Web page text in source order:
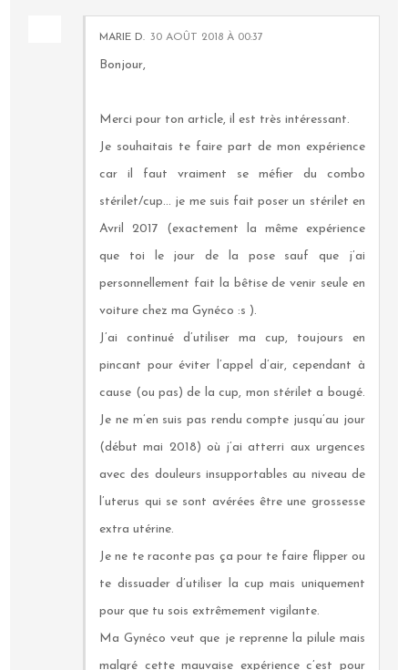
MARIE D. 30 AOÛT 2018 À 00:37
Bonjour,
Merci pour ton article, il est très intéressant.
Je souhaitais te faire part de mon expérience
car il faut vraiment se méfier du combo
stérilet/cup... je me suis fait poser un stérilet en
Avril 2017 (exactement la même expérience
que toi le jour de la pose sauf que j’ai
personnellement fait la bêtise de venir seule en
voiture chez ma Gynéco :s ).
J’ai continué d’utiliser ma cup, toujours en
pincant pour éviter l’appel d’air, cependant à
cause (ou pas) de la cup, mon stérilet a bougé.
Je ne m’en suis pas rendu compte jusqu’au jour
(début mai 2018) où j’ai atterri aux urgences
avec des douleurs insupportables au niveau de
l’uterus qui se sont avérées être une grossesse
extra utérine.
Je ne te raconte pas ça pour te faire flipper ou
te dissuader d’utiliser la cup mais uniquement
pour que tu sois extrêmement vigilante.
Ma Gynéco veut que je reprenne la pilule mais
malgré cette mauvaise expérience c’est pour